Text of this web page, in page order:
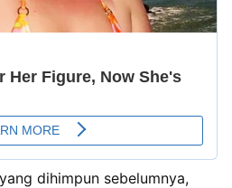
dihimpun sebelumnya,